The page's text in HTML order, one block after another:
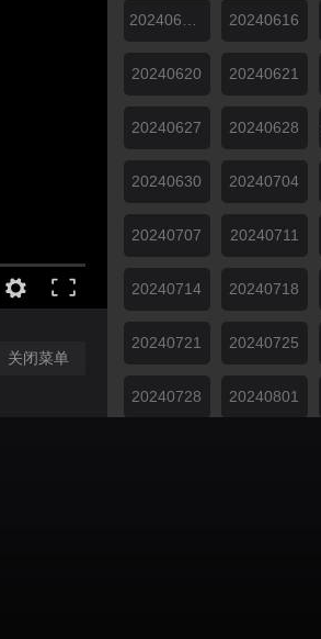
关闭菜单
20240616
20240620 20240621
20240627 20240628
20240630 20240704
20240707 20240711
20240714 20240718
20240721 20240725
20240728 20240801